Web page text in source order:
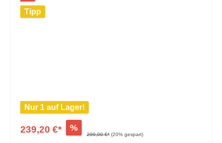
Tipp
Nur 1 auf Lager!
239,20 €* %
299,00 €* (20% gespart)